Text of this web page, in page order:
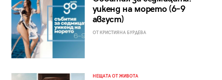
уикенд на морето (6–9
август)
ОТ КРИСТИЯНА БУРДЕВА
НЕЩАТА ОТ ЖИВОТА